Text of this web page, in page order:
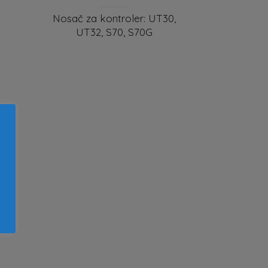
Nosač za kontroler: UT30,
UT32, S70, S70G